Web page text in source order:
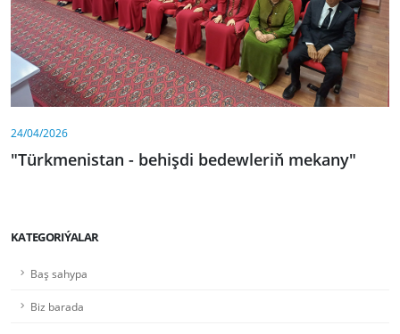
24/04/2026
"Türkmenistan - behişdi bedewleriň mekany"
KATEGORIÝALAR
Baş sahypa
Biz barada